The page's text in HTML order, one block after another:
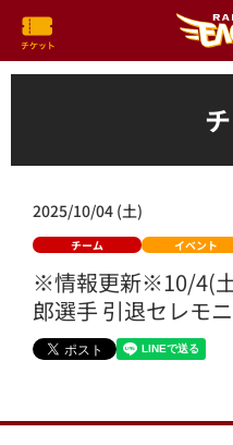
2025/10/04 (土)
チーム イベント
※情報更新※10/4(
郎選手 引退セレモ